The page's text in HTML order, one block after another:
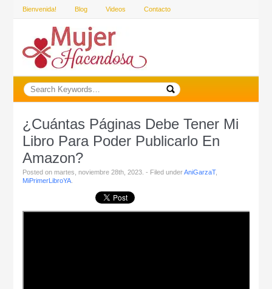
Bienvenida! Blog Videos Contacto
¿Cuántas Páginas Debe Tener Mi
Libro Para Poder Publicarlo En
Amazon?
Posted on martes, noviembre 28th, 2023. - Filed underAniGarzaT,
MiPrimerLibroYA